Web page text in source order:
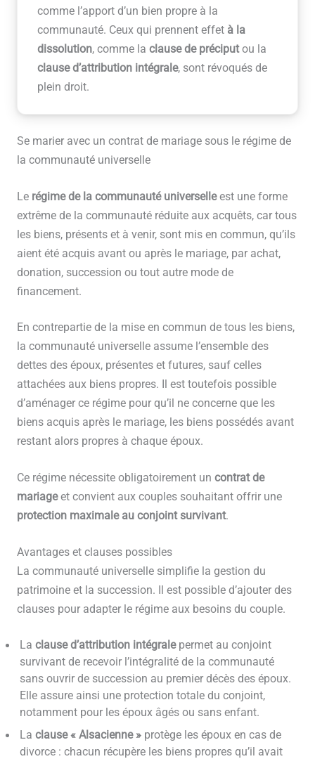
comme l’apport d’un bien propre à la
communauté. Ceux qui prennent effet à la
dissolution, comme la clause de préciputou la
clause d’attribution intégrale, sont révoqués de
plein droit.
Se marier avec un contrat de mariage sous le régime de
la communauté universelle
Le régime de la communauté universelleest une forme
extrême de la communauté réduite aux acquêts, car tous
les biens, présents et à venir, sont mis en commun, qu’ils
aient été acquis avant ou après le mariage, par achat,
donation, succession ou tout autre mode de
financement.
En contrepartie de la mise en commun de tous les biens,
la communauté universelle assume l’ensemble des
dettes des époux, présentes et futures, sauf celles
attachées aux biens propres. Il est toutefois possible
d’aménager ce régime pour qu’il ne concerne que les
biens acquis après le mariage, les biens possédés avant
restant alors propres à chaque époux.
Ce régime nécessite obligatoirement un contrat de
mariageet convient aux couples souhaitant offrir une
protection maximale au conjoint survivant.
Avantages et clauses possibles
La communauté universelle simplifie la gestion du
patrimoine et la succession. Il est possible d’ajouter des
clauses pour adapter le régime aux besoins du couple.
La clause d’attribution intégralepermet au conjoint
survivant de recevoir l’intégralité de la communauté
sans ouvrir de succession au premier décès des époux.
Elle assure ainsi une protection totale du conjoint,
notamment pour les époux âgés ou sans enfant.
La clause « Alsacienne »protège les époux en cas de
divorce : chacun récupère les biens propres qu’il avait